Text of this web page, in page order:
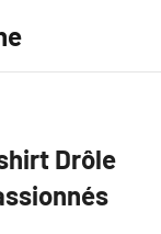
Drôle